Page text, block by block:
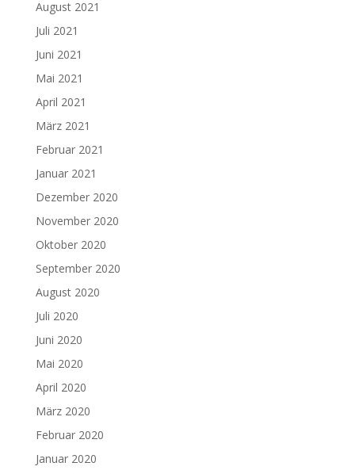
August 2021
Juli 2021
Juni 2021
Mai 2021
April 2021
März 2021
Februar 2021
Januar 2021
Dezember 2020
November 2020
Oktober 2020
September 2020
August 2020
Juli 2020
Juni 2020
Mai 2020
April 2020
März 2020
Februar 2020
Januar 2020